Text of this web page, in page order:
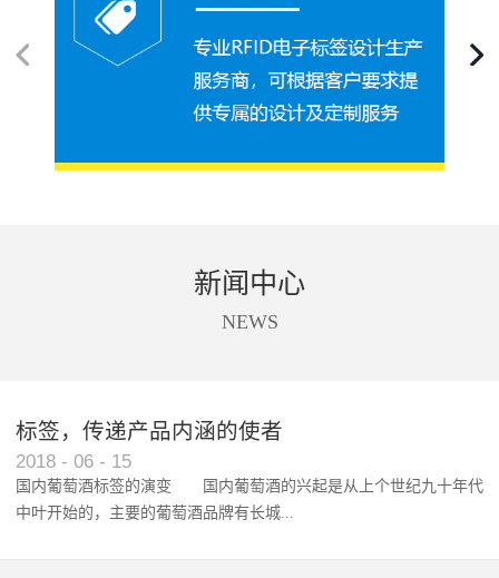
新闻中心
NEWS
标签，传递产品内涵的使者
2018 - 06 - 15
国内葡萄酒标签的演变 国内葡萄酒的兴起是从上个世纪九十年代
中叶开始的，主要的葡萄酒品牌有长城...